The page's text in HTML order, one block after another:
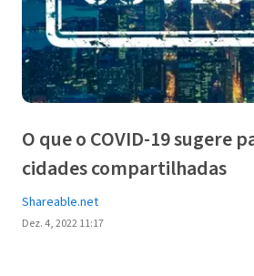
O que o COVID-19 sugere
cidades compartilhadas
Shareable.net
Dez. 4, 2022 11:17